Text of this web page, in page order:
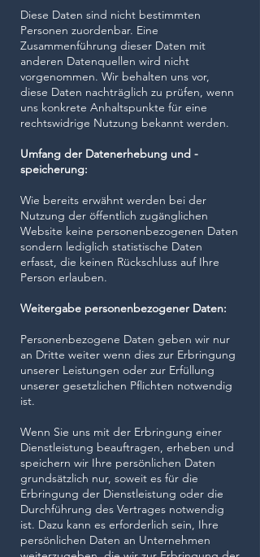
​Diese Daten sind nicht bestimmten
Personen zuordenbar. Eine
Zusammenführung dieser Daten mit
anderen Datenquellen wird nicht
vorgenommen. Wir behalten uns vor,
diese Daten nachträglich zu prüfen, wenn
uns konkrete Anhaltspunkte für eine
rechtswidrige Nutzung bekannt werden.
Umfang der Datenerhebung und -
speicherung:
Wie bereits erwähnt werden bei der
Nutzung der öffentlich zugänglichen
Website keine personenbezogenen Daten
sondern lediglich statistische Daten
erfasst, die keinen Rückschluss auf Ihre
Person erlauben.
Weitergabe personenbezogener Daten:
Personenbezogene Daten geben wir nur
an Dritte weiter wenn dies zur Erbringung
unserer Leistungen oder zur Erfüllung
unserer gesetzlichen Pflichten notwendig
ist.
​Wenn Sie uns mit der Erbringung einer
Dienstleistung beauftragen, erheben und
speichern wir Ihre persönlichen Daten
grundsätzlich nur, soweit es für die
Erbringung der Dienstleistung oder die
Durchführung des Vertrages notwendig
ist. Dazu kann es erforderlich sein, Ihre
persönlichen Daten an Unternehmen